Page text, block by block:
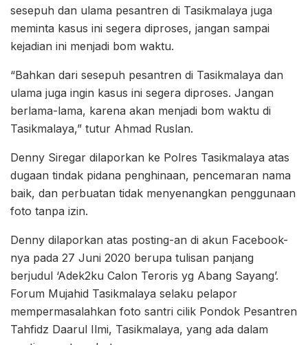
sesepuh dan ulama pesantren di Tasikmalaya juga
meminta kasus ini segera diproses, jangan sampai
kejadian ini menjadi bom waktu.
“Bahkan dari sesepuh pesantren di Tasikmalaya dan
ulama juga ingin kasus ini segera diproses. Jangan
berlama-lama, karena akan menjadi bom waktu di
Tasikmalaya,” tutur Ahmad Ruslan.
Denny Siregar dilaporkan ke Polres Tasikmalaya atas
dugaan tindak pidana penghinaan, pencemaran nama
baik, dan perbuatan tidak menyenangkan penggunaan
foto tanpa izin.
Denny dilaporkan atas posting-an di akun Facebook-
nya pada 27 Juni 2020 berupa tulisan panjang
berjudul ‘Adek2ku Calon Teroris yg Abang Sayang’.
Forum Mujahid Tasikmalaya selaku pelapor
mempermasalahkan foto santri cilik Pondok Pesantren
Tahfidz Daarul Ilmi, Tasikmalaya, yang ada dalam